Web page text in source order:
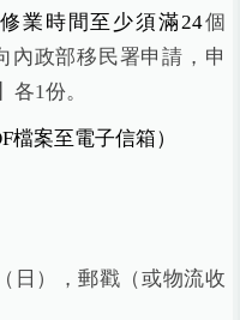
業時間至少須滿24個
內政部移民署申請，申
1份。
檔案至電子信箱）
日），郵戳（或物流收